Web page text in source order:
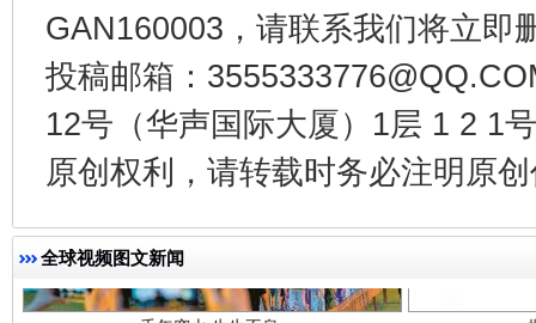
GAN160003，请联系我们将立即
投稿邮箱：
12号（华声国际大厦）1层 1 2 1
原创权利，请转载时务必注明原
全球视频图文新闻
千年窑火 生生不息 一